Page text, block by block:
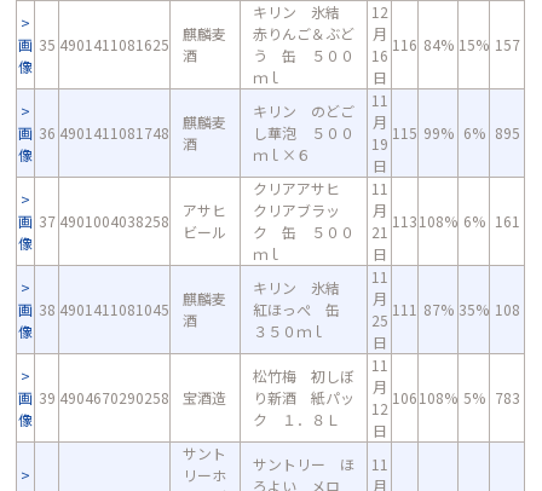
画
像
35 4901411081625
麒麟麦
酒
キリン 氷結
赤りんご＆ぶど
う 缶 ５００
ｍｌ
12
月
16
日
116 84% 15% 157
画
像
36 4901411081748
麒麟麦
酒
キリン のどご
し華泡 ５００
ｍｌ×６
11
月
19
日
115 99% 6% 895
画
像
37 4901004038258
アサヒ
ビール
クリアアサヒ
クリアブラッ
ク 缶 ５００
ｍｌ
11
月
21
日
113108% 6% 161
画
像
38 4901411081045
麒麟麦
酒
キリン 氷結
紅ほっぺ 缶
３５０ｍｌ
11
月
25
日
111 87% 35% 108
画
像
39 4904670290258 宝酒造
松竹梅 初しぼ
り新酒 紙パッ
ク １．８Ｌ
11
月
12
日
106108% 5% 783
サント
リーホ
サントリー ほ
ろよい メロ
11
月